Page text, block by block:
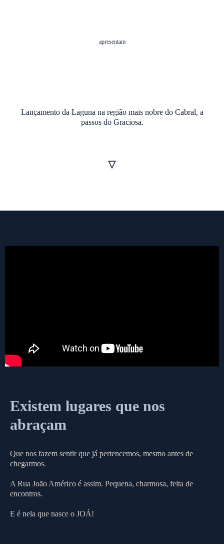
apresentam
Lançamento da Laguna na região mais nobre do Cabral, a
passos do Graciosa.
▿
Existem lugares que nos
abraçam
Que nos fazem sentir que já pertencemos, mesmo antes de
chegarmos.
A Rua João Américo é assim. Pequena, charmosa, feita de
encontros.
E é nela que nasce o JOÁ!